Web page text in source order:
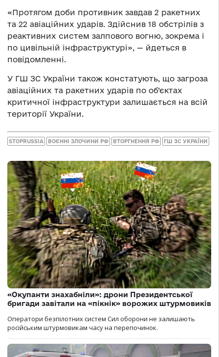
«Протягом доби противник завдав 2 ракетних
та 22 авіаційних ударів. Здійснив 18 обстрілів з
реактивних систем залпового вогню, зокрема і
по цивільній інфраструктурі», — йдеться в
повідомленні.
У ГШ ЗС України також констатують, що загроза
авіаційних та ракетних ударів по об’єктах
критичної інфраструктури залишається на всій
території України.
STOPRUSSIA ВОЄННІ ЗЛОЧИНИ РФ ВТОРГНЕННЯ РФ ГШ ЗС УКРАЇНИ
«Окупанти знахабніли»: дрони Президентської
бригади завітали на «пікнік» ворожих штурмовиків
Оператори безпілотних систем Сил оборони не залишають
російським штурмовикам часу на перепочинок.